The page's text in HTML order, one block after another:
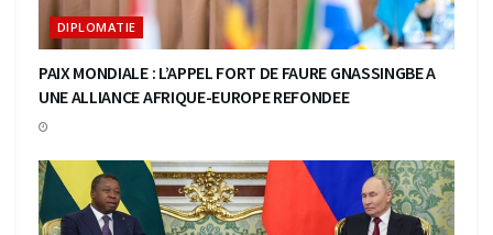
DIPLOMATIE
PAIX MONDIALE : L’APPEL FORT DE FAURE GNASSINGBE A
UNE ALLIANCE AFRIQUE-EUROPE REFONDEE